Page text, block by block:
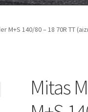
M+S 140/80 – 18 70R TT
Mitas